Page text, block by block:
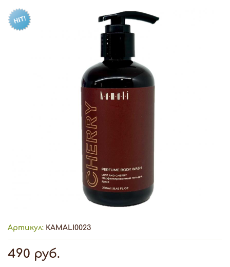
Артикул: KAMALI0023
490 руб.